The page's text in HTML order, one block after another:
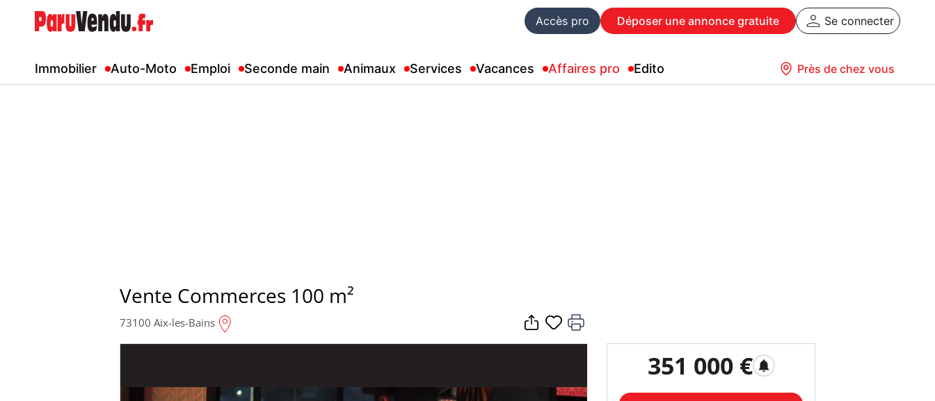
Accès pro Déposer une annonce gratuite Se connecter
Immobilier Auto-Moto Emploi Seconde main Animaux Services Vacances Affaires pro Edito Près de chez vous
Vente Commerces 100 m²
73100 Aix-les-Bains
351 000 € notifications